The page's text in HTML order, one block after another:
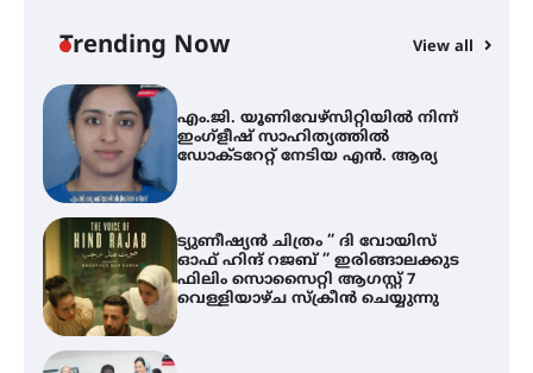
Trending Now View all
അവധി
എം.ജി. യൂണിവേഴ്‌സിറ്റിയിൽ നിന്ന്
ഇംഗ്ളീഷ് സാഹിത്യത്തിൽ
ഡോക്ടറേറ്റ് നേടിയ എൻ. ആര്യ
ട്യുണീഷ്യൻ ചിത്രം ” ദി വോയിസ്
ഓഫ് ഹിന്ദ് റജബ് ” ഇരിങ്ങാലക്കുട
ഫിലിം സൊസൈറ്റി ആഗസ്റ്റ് 7
വെള്ളിയാഴ്ച സ്‌ക്രീൻ ചെയ്യുന്നു